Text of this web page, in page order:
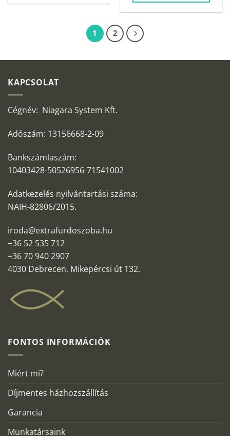
variációja
választhatók
ki
van.
1 2
KAPCSOLAT
Cégnév: Niagara System Kft.
Adószám: 13156668-2-09
Bankszámlaszám:
10403428-50526956-71541002
Adatkezelés nyilvántartási száma:
NAIH-82806/2015.
iroda@extrafurdoszoba.hu
+36 52 535 712
+36 70 940 2907
4030 Debrecen, Mikepércsi út 132.
FONTOS INFORMÁCIÓK
Miért mi?
Díjmentes házhozszállítás
Garancia
Munkatársaink